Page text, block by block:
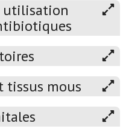
utilisation
tissus mous